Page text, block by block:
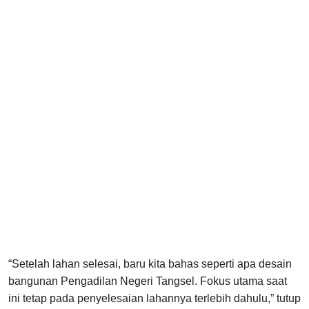
“Setelah lahan selesai, baru kita bahas seperti apa desain
bangunan Pengadilan Negeri Tangsel. Fokus utama saat
ini tetap pada penyelesaian lahannya terlebih dahulu,” tutup